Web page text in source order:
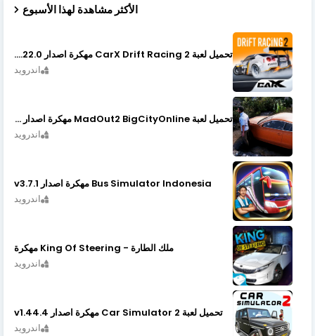
الأكثر مشاهدة لهذا الأسبوع
تحميل لعبة CarX Drift Racing 2 مهكرة اصدار v1.22.0
اندرويد
تحميل لعبة MadOut2 BigCityOnline مهكرة اصدار v10.48
اندرويد
Bus Simulator Indonesia مهكرة اصدار v3.7.1
اندرويد
ملك الطارة - King Of Steering مهكرة
اندرويد
تحميل لعبة Car Simulator 2 مهكرة اصدار v1.44.4
اندرويد